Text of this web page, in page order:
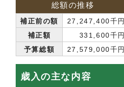
総額の推移
補正前の額
27,247,400千円
補正額
331,600千円
予算総額
27,579,000千円
歳入の主な内容